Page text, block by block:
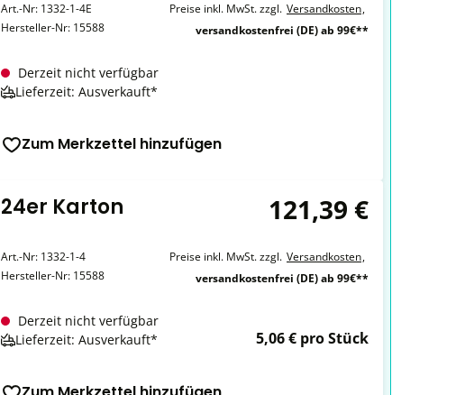
Art.-Nr: 1332-1-4E
Hersteller-Nr: 15588
Preise inkl. MwSt. zzgl. Versandkosten,
versandkostenfrei (DE) ab 99€**
Derzeit nicht verfügbar
Lieferzeit: Ausverkauft*
Zum Merkzettel hinzufügen
24er Karton 121,39 €
Art.-Nr: 1332-1-4
Hersteller-Nr: 15588
Preise inkl. MwSt. zzgl. Versandkosten,
versandkostenfrei (DE) ab 99€**
Derzeit nicht verfügbar
Lieferzeit: Ausverkauft*
5,06 € pro Stück